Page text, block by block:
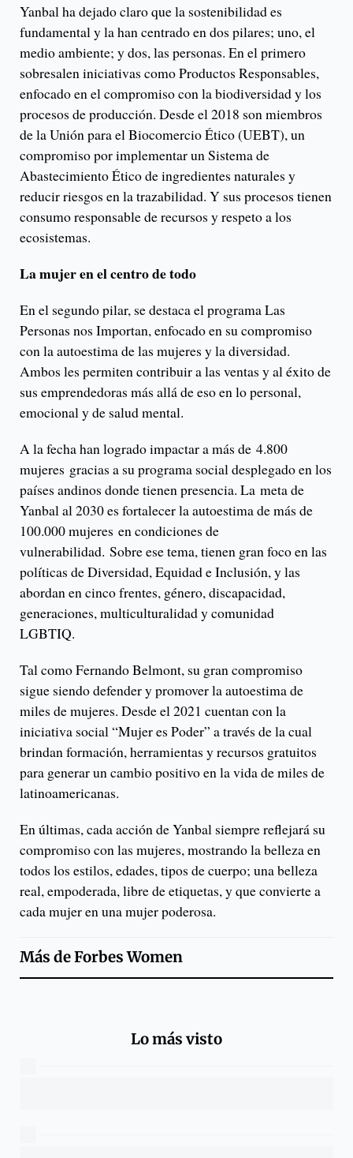
Yanbal ha dejado claro que la sostenibilidad es
fundamental y la han centrado en dos pilares; uno, el
medio ambiente; y dos, las personas. En el primero
sobresalen iniciativas como Productos Responsables,
enfocado en el compromiso con la biodiversidad y los
procesos de producción. Desde el 2018 son miembros
de la Unión para el Biocomercio Ético (UEBT), un
compromiso por implementar un Sistema de
Abastecimiento Ético de ingredientes naturales y
reducir riesgos en la trazabilidad. Y sus procesos tienen
consumo responsable de recursos y respeto a los
ecosistemas.
La mujer en el centro de todo
En el segundo pilar, se destaca el programa Las
Personas nos Importan, enfocado en su compromiso
con la autoestima de las mujeres y la diversidad.
Ambos les permiten contribuir a las ventas y al éxito de
sus emprendedoras más allá de eso en lo personal,
emocional y de salud mental.
A la fecha han logrado impactar a más de 4.800
mujeres gracias a su programa social desplegado en los
países andinos donde tienen presencia. La meta de
Yanbal al 2030 es fortalecer la autoestima de más de
100.000 mujeres en condiciones de
vulnerabilidad. Sobre ese tema, tienen gran foco en las
políticas de Diversidad, Equidad e Inclusión, y las
abordan en cinco frentes, género, discapacidad,
generaciones, multiculturalidad y comunidad
LGBTIQ.
Tal como Fernando Belmont, su gran compromiso
sigue siendo defender y promover la autoestima de
miles de mujeres. Desde el 2021 cuentan con la
iniciativa social “Mujer es Poder” a través de la cual
brindan formación, herramientas y recursos gratuitos
para generar un cambio positivo en la vida de miles de
latinoamericanas.
En últimas, cada acción de Yanbal siempre reflejará su
compromiso con las mujeres, mostrando la belleza en
todos los estilos, edades, tipos de cuerpo; una belleza
real, empoderada, libre de etiquetas, y que convierte a
cada mujer en una mujer poderosa.
Más deForbes Women
Lo más visto